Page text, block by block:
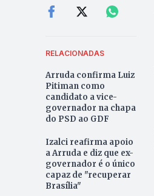
RELACIONADAS
Arruda confirma Luiz
Pitiman como
candidato a vice-
governador na chapa
do PSD ao GDF
Izalci reafirma apoio
a Arruda e diz que ex-
governador é o único
capaz de "recuperar
Brasília"